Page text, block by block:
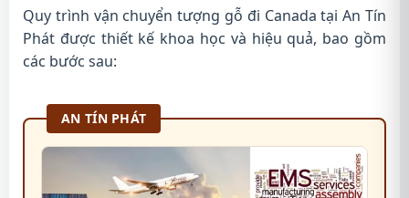
Quy trình vận chuyển tượng gỗ đi Canada tại An Tín
Phát được thiết kế khoa học và hiệu quả, bao gồm
các bước sau:
AN TÍN PHÁT